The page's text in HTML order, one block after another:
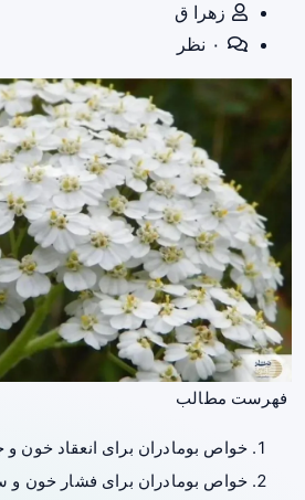
زهرا ق
فهرست مطالب
خواص بومادران برای انعقاد خون و
خواص بومادران برای فشار خون و